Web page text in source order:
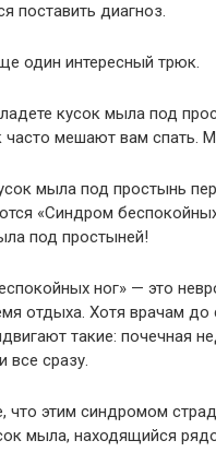
поставить диагноз.
один интересный трюк.
кусок мыла под
часто мешают вам спать.
мыла под простынь
«Синдром
под простыней!
ног» — это
отдыха. Хотя врачам до
такие: почечная
все сразу.
что этим синдромом
мыла, находящийся